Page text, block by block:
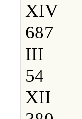
XIV
687
III
54
XII